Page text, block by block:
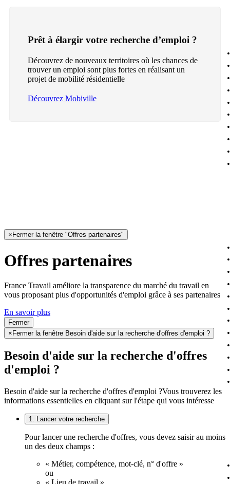
Prêt à élargir votre recherche d’emploi ?
Découvrez de nouveaux territoires où les chances de
trouver un emploi sont plus fortes en réalisant un
projet de mobilité résidentielle
Découvrez Mobiville
× Fermer la fenêtre "Offres partenaires"
Offres partenaires
France Travail améliore la transparence du marché du travail en
vous proposant plus d'opportunités d'emploi grâce à ses partenaires
En savoir plus
Fermer
× Fermer la fenêtre Besoin d'aide sur la recherche d'offres d'emploi ?
Besoin d'aide sur la recherche d'offres
d'emploi ?
Besoin d'aide sur la recherche d'offres d'emploi ?Vous trouverez les
informations essentielles en cliquant sur l'étape qui vous intéresse
1. Lancer votre recherche
Pour lancer une recherche d'offres, vous devez saisir au moins
un des deux champs :
« Métier, compétence, mot-clé, n° d'offre »
ou